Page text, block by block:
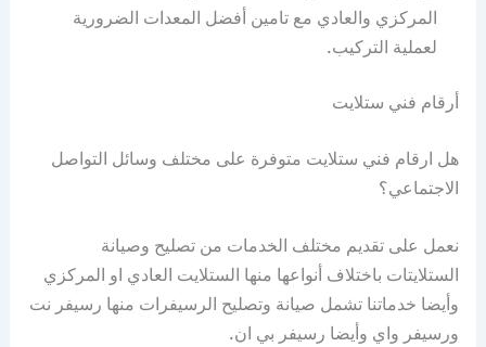
المركزي والعادي مع تامين أفضل المعدات الضرورية
لعملية التركيب.
أرقام فني ستلايت
هل ارقام فني ستلايت متوفرة على مختلف وسائل التواصل
الاجتماعي؟
نعمل على تقديم مختلف الخدمات من تصليح وصيانة
الستلايتات باختلاف أنواعها منها الستلايت العادي او المركزي
وأيضا خدماتنا تشمل صيانة وتصليح الرسيفرات منها رسيفر نت
ورسيفر واي وأيضا رسيفر بي ان.